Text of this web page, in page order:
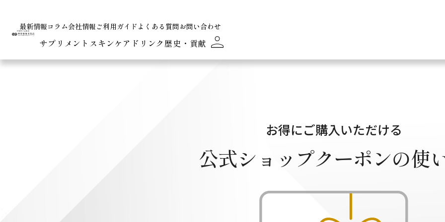
最新情報コラム会社情報 ご利用ガイド よくある質問お問い合わせ
サプリメント スキンケア ドリンク 歴史・貢献
お得にご購入いただける
公式ショップクーポンの使